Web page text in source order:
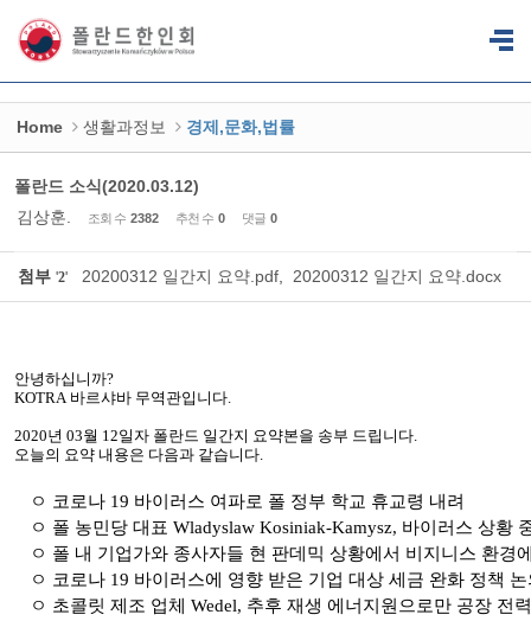
Home 생활과정보 경제,문화,법률
폴란드 소식(2020.03.12)
김상훈.
조회 수 2382 추천 수 0 댓글 0
첨부 '2' 20200312 일간지 요약.pdf 20200312 일간지 요약.docx
안녕하십니까?
KOTRA 바르샤바 무역관입니다.
2020년 03월 12일자 폴란드 일간지 요약본을 송부 드립니다.
오늘의 요약 내용은 다음과 같습니다.
ㅇ 코로나 19 바이러스 여파로 폴 정부 학교 휴교령 내려
ㅇ 폴 농민당 대표 Wladyslaw Kosiniak-Kamysz, 바이러스 상황
ㅇ 폴 내 기업가와 종사자들 현 판데믹 상황에서 비지니스 환경
ㅇ 코로나 19 바이러스에 영향 받은 기업 대상 세금 완화 정책
ㅇ 초콜릿 제조 업체 Wedel, 추후 재생 에너지원으로만 공장 전